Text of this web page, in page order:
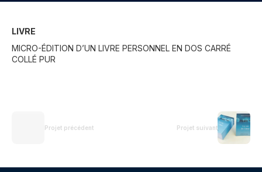
LIVRE
MICRO-ÉDITION D’UN LIVRE PERSONNEL EN DOS CARRÉ
COLLÉ PUR
Projet précédent Projet suivant